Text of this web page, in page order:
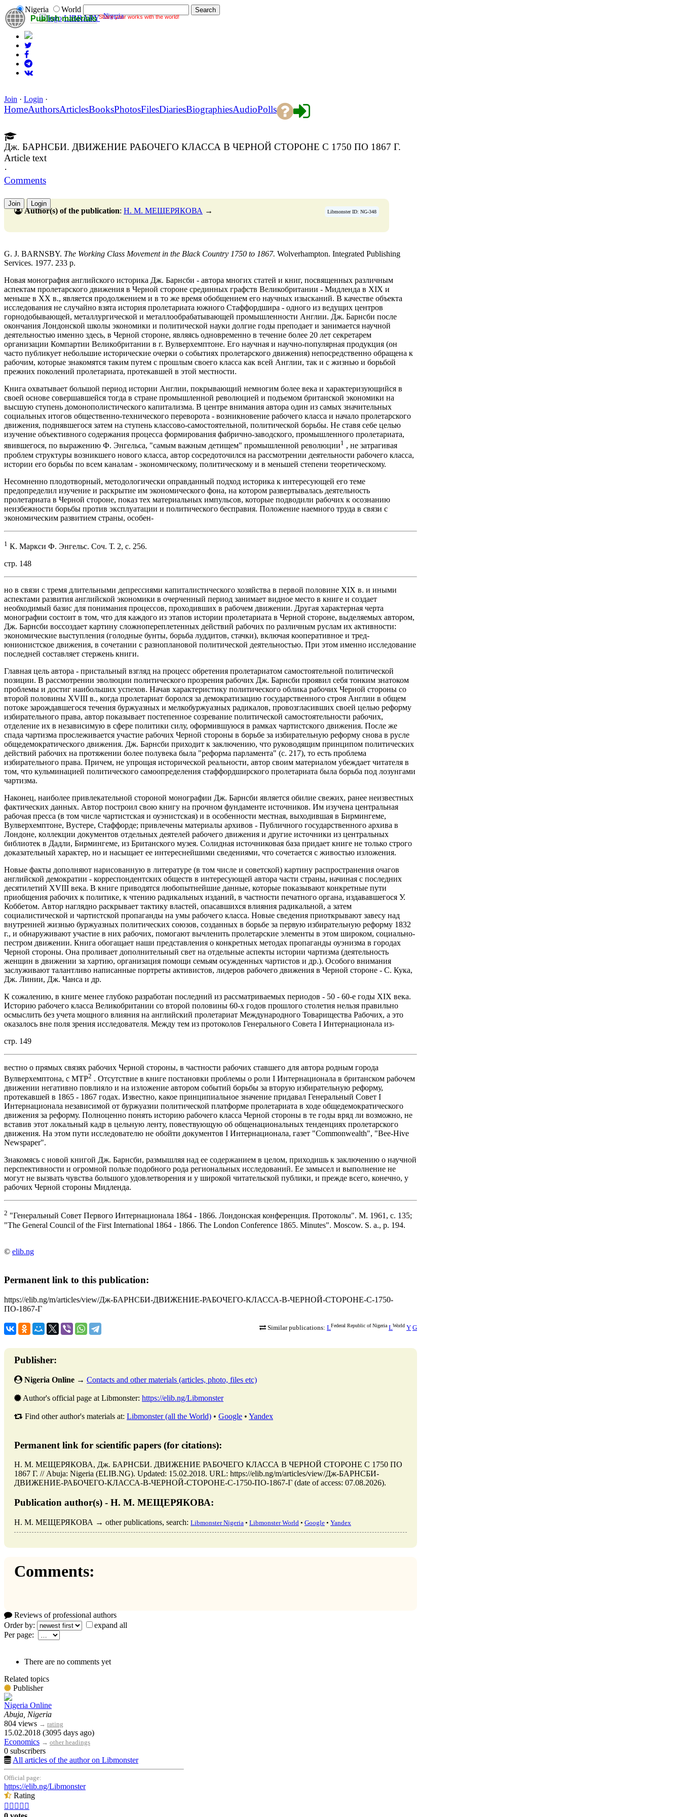
Publish materials Share your works with the world!
Nigeria
World
LIBRARY Nigeria
Join · Login ·
HomeAuthorsArticlesBooksPhotosFilesDiariesBiographiesAudioPolls
Дж. БАРНСБИ. ДВИЖЕНИЕ РАБОЧЕГО КЛАССА В ЧЕРНОЙ СТОРОНЕ С 1750 ПО 1867 Г.
Article text
·
Comments
Join Login
Libmonster ID: NG-348
Author(s) of the publication: Н. М. МЕЩЕРЯКОВА →
G. J. BARNSBY. The Working Class Movement in the Black Country 1750 to 1867. Wolverhampton. Integrated Publishing
Services. 1977. 233 p.
Новая монография английского историка Дж. Барнсби - автора многих статей и книг, посвященных различным
аспектам пролетарского движения в Черной стороне срединных графств Великобритании - Мидленда в XIX и
меньше в XX в., является продолжением и в то же время обобщением его научных изысканий. В качестве объекта
исследования не случайно взята история пролетариата южного Стаффордшира - одного из ведущих центров
горнодобывающей, металлургической и металлообрабатывающей промышленности Англии. Дж. Барнсби после
окончания Лондонской школы экономики и политической науки долгие годы преподает и занимается научной
деятельностью именно здесь, в Черной стороне, являясь одновременно в течение более 20 лет секретарем
организации Компартии Великобритании в г. Вулверхемптоне. Его научная и научно-популярная продукция (он
часто публикует небольшие исторические очерки о событиях пролетарского движения) непосредственно обращена к
рабочим, которые знакомятся таким путем с прошлым своего класса как всей Англии, так и с жизнью и борьбой
прежних поколений пролетариата, протекавшей в этой местности.
Книга охватывает большой период истории Англии, покрывающий немногим более века и характеризующийся в
своей основе совершавшейся тогда в стране промышленной революцией и подъемом британской экономики на
высшую ступень домонополистического капитализма. В центре внимания автора один из самых значительных
социальных итогов общественно-технического переворота - возникновение рабочего класса и начало пролетарского
движения, поднявшегося затем на ступень классово-самостоятельной, политической борьбы. Не ставя себе целью
изучение объективного содержания процесса формирования фабрично-заводского, промышленного пролетариата,
явившегося, по выражению Ф. Энгельса, "самым важным детищем" промышленной революции1 , не затрагивая
проблем структуры возникшего нового класса, автор сосредоточился на рассмотрении деятельности рабочего класса,
истории его борьбы по всем каналам - экономическому, политическому и в меньшей степени теоретическому.
Несомненно плодотворный, методологически оправданный подход историка к интересующей его теме
предопределил изучение и раскрытие им экономического фона, на котором развертывалась деятельность
пролетариата в Черной стороне, показ тех материальных импульсов, которые подводили рабочих к осознанию
неизбежности борьбы против эксплуатации и политического бесправия. Положение наемного труда в связи с
экономическим развитием страны, особен-
1 К. Маркси Ф. Энгельс. Соч. Т. 2, с. 256.
стр. 148
но в связи с тремя длительными депрессиями капиталистического хозяйства в первой половине XIX в. и иными
аспектами развития английской экономики в очерченный период занимает видное место в книге и создает
необходимый базис для понимания процессов, проходивших в рабочем движении. Другая характерная черта
монографии состоит в том, что для каждого из этапов истории пролетариата в Черной стороне, выделяемых автором,
Дж. Барнсби воссоздает картину сложнопереплетенных действий рабочих по различным руслам их активности:
экономические выступления (голодные бунты, борьба луддитов, стачки), включая кооперативное и тред-
юнионистское движения, в сочетании с разноплановой политической деятельностью. При этом именно исследование
последней составляет стержень книги.
Главная цель автора - пристальный взгляд на процесс обретения пролетариатом самостоятельной политической
позиции. В рассмотрении эволюции политического прозрения рабочих Дж. Барнсби проявил себя тонким знатоком
проблемы и достиг наибольших успехов. Начав характеристику политического облика рабочих Черной стороны со
второй половины XVIII в., когда пролетариат боролся за демократизацию государственного строя Англии в общем
потоке зарождавшегося течения буржуазных и мелкобуржуазных радикалов, провозгласивших своей целью реформу
избирательного права, автор показывает постепенное созревание политической самостоятельности рабочих,
отделение их в независимую в сфере политики силу, оформившуюся в рамках чартистского движения. После же
спада чартизма прослеживается участие рабочих Черной стороны в борьбе за избирательную реформу снова в русле
общедемократического движения. Дж. Барнсби приходит к заключению, что руководящим принципом политических
действий рабочих на протяжении более полувека была "реформа парламента" (с. 217), то есть проблема
избирательного права. Причем, не упрощая исторической реальности, автор своим материалом убеждает читателя в
том, что кульминацией политического самоопределения стаффордширского пролетариата была борьба под лозунгами
чартизма.
Наконец, наиболее привлекательной стороной монографии Дж. Барнсби является обилие свежих, ранее неизвестных
фактических данных. Автор построил свою книгу на прочном фундаменте источников. Им изучена центральная
рабочая пресса (в том числе чартистская и оуэнистская) и в особенности местная, выходившая в Бирмингеме,
Вулверхемптоне, Вустере, Стаффорде; привлечены материалы архивов - Публичного государственного архива в
Лондоне, коллекции документов отдельных деятелей рабочего движения и другие источники из центральных
библиотек в Дадли, Бирмингеме, из Британского музея. Солидная источниковая база придает книге не только строго
доказательный характер, но и насыщает ее интереснейшими сведениями, что сочетается с живостью изложения.
Новые факты дополняют нарисованную в литературе (в том числе и советской) картину распространения очагов
английской демократии - корреспондентских обществ в интересующей автора части страны, начиная с последних
десятилетий XVIII века. В книге приводятся любопытнейшие данные, которые показывают конкретные пути
приобщения рабочих к политике, к чтению радикальных изданий, в частности печатного органа, издававшегося У.
Коббетом. Автор наглядно раскрывает тактику властей, опасавшихся влияния радикальной, а затем
социалистической и чартистской пропаганды на умы рабочего класса. Новые сведения приоткрывают завесу над
внутренней жизнью буржуазных политических союзов, созданных в борьбе за первую избирательную реформу 1832
г., и обнаруживают участие в них рабочих, помогают вычленить пролетарские элементы в этом широком, социально-
пестром движении. Книга обогащает наши представления о конкретных методах пропаганды оуэнизма в городах
Черной стороны. Она проливает дополнительный свет на отдельные аспекты истории чартизма (деятельность
женщин в движении за хартию, организация помощи семьям осужденных чартистов и др.). Особого внимания
заслуживают талантливо написанные портреты активистов, лидеров рабочего движения в Черной стороне - С. Кука,
Дж. Линии, Дж. Чанса и др.
К сожалению, в книге менее глубоко разработан последний из рассматриваемых периодов - 50 - 60-е годы XIX века.
Историю рабочего класса Великобритании со второй половины 60-х годов прошлого столетия нельзя правильно
осмыслить без учета мощного влияния на английский пролетариат Международного Товарищества Рабочих, а это
оказалось вне поля зрения исследователя. Между тем из протоколов Генерального Совета I Интернационала из-
стр. 149
вестно о прямых связях рабочих Черной стороны, в частности рабочих ставшего для автора родным города
Вулверхемптона, с МТР2 . Отсутствие в книге постановки проблемы о роли I Интернационала в британском рабочем
движении негативно повлияло и на изложение автором событий борьбы за вторую избирательную реформу,
протекавшей в 1865 - 1867 годах. Известно, какое принципиальное значение придавал Генеральный Совет I
Интернационала независимой от буржуазии политической платформе пролетариата в ходе общедемократического
движения за реформу. Полноценно понять историю рабочего класса Черной стороны в те годы вряд ли возможно, не
вставив этот локальный кадр в цельную ленту, повествующую об общенациональных тенденциях пролетарского
движения. На этом пути исследователю не обойти документов I Интернационала, газет "Commonwealth", "Bee-Hive
Newspaper".
Знакомясь с новой книгой Дж. Барнсби, размышляя над ее содержанием в целом, приходишь к заключению о научной
перспективности и огромной пользе подобного рода региональных исследований. Ее замысел и выполнение не
могут не вызвать чувства большого удовлетворения и у широкой читательской публики, и прежде всего, конечно, у
рабочих Черной стороны Мидленда.
2 "Генеральный Совет Первого Интернационала 1864 - 1866. Лондонская конференция. Протоколы". М. 1961, с. 135;
"The General Council of the First International 1864 - 1866. The London Conference 1865. Minutes". Moscow. S. a., p. 194.
© elib.ng
Permanent link to this publication:
https://elib.ng/m/articles/view/Дж-БАРНСБИ-ДВИЖЕНИЕ-РАБОЧЕГО-КЛАССА-В-ЧЕРНОЙ-СТОРОНЕ-С-1750-
ПО-1867-Г
Similar publications: LFederal Republic of Nigeria LWorld Y G
Publisher:
Nigeria Online → Contacts and other materials (articles, photo, files etc)
Author's official page at Libmonster: https://elib.ng/Libmonster
Find other author's materials at: Libmonster (all the World) • Google • Yandex
Permanent link for scientific papers (for citations):
Н. М. МЕЩЕРЯКОВА, Дж. БАРНСБИ. ДВИЖЕНИЕ РАБОЧЕГО КЛАССА В ЧЕРНОЙ СТОРОНЕ С 1750 ПО
1867 Г. // Abuja: Nigeria (ELIB.NG). Updated: 15.02.2018. URL: https://elib.ng/m/articles/view/Дж-БАРНСБИ-
ДВИЖЕНИЕ-РАБОЧЕГО-КЛАССА-В-ЧЕРНОЙ-СТОРОНЕ-С-1750-ПО-1867-Г (date of access: 07.08.2026).
Publication author(s) - Н. М. МЕЩЕРЯКОВА:
Н. М. МЕЩЕРЯКОВА → other publications, search: Libmonster Nigeria • Libmonster World • Google • Yandex
Comments:
Reviews of professional authors
Order by:
expand all
Per page:
There are no comments yet
Related topics
Publisher
Nigeria Online
Abuja, Nigeria
804 views → rating
15.02.2018 (3095 days ago)
Economics → other headings
0 subscribers
All articles of the author on Libmonster
Official page:
https://elib.ng/Libmonster
Rating
    